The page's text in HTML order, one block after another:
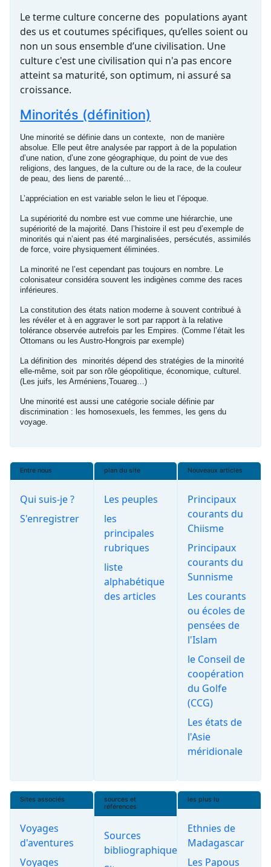
Le terme culture concerne des populations ayant
des us et coutumes spécifiques, qu’elles soient ou
non un sous ensemble d’une civilisation. Une
culture c'est une civilisation qui n'a pas encore
atteint sa maturité, son optimum, ni assuré sa
croissance.
Minorités (définition)
Une minorité se définie dans un contexte, non de manière
absolue. Elle peut être analysée par rapport à de la population
d’une nation, d’une zone géographique, du point de vue des
religions, des langues, de la culture ou de la race, de la couleur
de peau, des liens de parenté…
L’appréciation en est variable selon le lieu et l’époque.
La supériorité du nombre est vue comme une hiérarchie, une
supériorité de la majorité. Dans l’histoire il est peu d’exemple de
minorités qui n’aient pas été marginalisées, persécutés, assimilés
de force, voire physiquement éliminées.
La minorité ne l’est cependant pas toujours en nombre. Le
colonisateur considéra souvent les indigènes comme des races
inférieures.
La constitution des états nation moderne à souvent contribué à
les révéler et à en aggraver le sort par rapport à la relative
tolérance observée autrefois par les Empires. (Comme l’était les
Ottomans ou les Austro-Hongrois par exemple)
La définition des minorités dépend des stratégies de la minorité
elle-même, soit par son rôle géopolitique, économique, culturel.
(Les juifs, les Arméniens,Touareg…)
Une minorité est aussi une catégorie sociale définie par
discrimination : les homosexuels, les femmes, les gens du
voyage.
Entre nous
Qui suis-je ?
S'enregistrer
plan du site
Les peuples
les
principales
rubriques
liste
alphabétique
des articles
Nouveaux articles
Principaux
courants du
Chiisme
Principaux
courants du
Sunnisme
Les courants
ou écoles de
pensées de
l'Islam
le Conseil de
coopération
du Golfe
(CCG)
Les états de
l'Asie
méridionale
Sites associés
Voyages
d'aventures
Voyages
sources et
références
Sources
bibliographiques
les plus lu
Ethnies de
Madagascar
Les Papous